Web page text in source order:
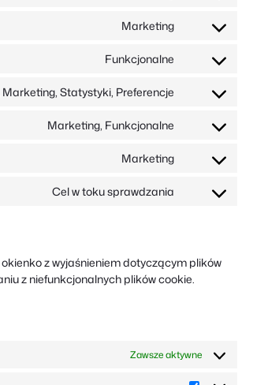
recaptcha
usługę
maps
Marketing
Zgoda
usługę
Funkcjonalne
Zgoda
usługę
Statystyki, Preferencje
Zgoda
usługę
Marketing, Funkcjonalne
Zgoda
usługę
Marketing
Zgoda
usługę
Cel w toku sprawdzania
Consent
gettext-
data-
z wyjaśnieniem dotyczącym plików
z niefunkcjonalnych plików cookie.
Zawsze aktywne